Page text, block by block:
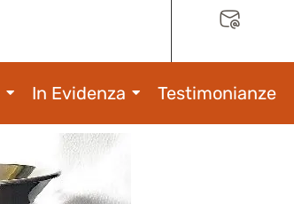
In Evidenza Testimonianze